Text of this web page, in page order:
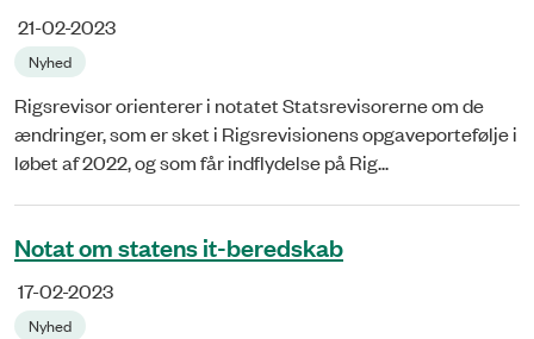
21-02-2023
Nyhed
Rigsrevisor orienterer i notatet Statsrevisorerne om de
ændringer, som er sket i Rigsrevisionens opgaveportefølje i
løbet af 2022, og som får indflydelse på Rig...
Notat om statens it-beredskab
17-02-2023
Nyhed